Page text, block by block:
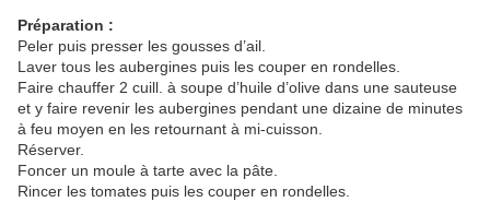
Préparation :
Peler puis presser les gousses d’ail.
Laver tous les aubergines puis les couper en rondelles.
Faire chauffer 2 cuill. à soupe d’huile d’olive dans une sauteuse
et y faire revenir les aubergines pendant une dizaine de minutes
à feu moyen en les retournant à mi-cuisson.
Réserver.
Foncer un moule à tarte avec la pâte.
Rincer les tomates puis les couper en rondelles.